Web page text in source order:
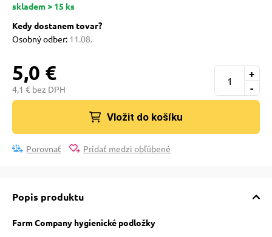
podložky
skladem > 15 ks
Kedy dostanem tovar?
Osobný odber: 11.08.
5,0 €
4,1 € bez DPH -
+
Vložit do košíku
Porovnať Pridať medzi obľúbené
Popis produktu
Farm Company hygienické podložky